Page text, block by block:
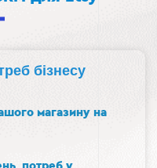
бізнесу
магазину на